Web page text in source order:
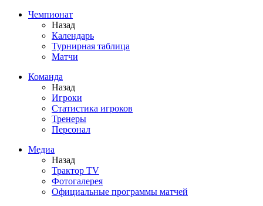
Чемпионат
Назад
Календарь
Турнирная таблица
Матчи
Команда
Назад
Игроки
Статистика игроков
Тренеры
Персонал
Медиа
Назад
Трактор TV
Фотогалерея
Официальные программы матчей